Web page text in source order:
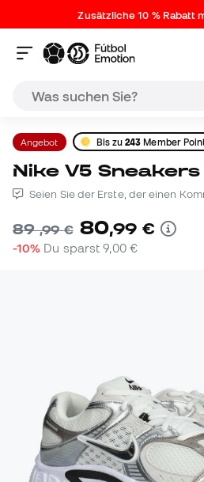
Zusätzliche 10 % Rabatt
Angebot Bis zu243 Member
Nike V5 Sneakers
Seien Sie der Erste, der einen
89,99 € 80,99 €
-10% Du sparst9,00 €